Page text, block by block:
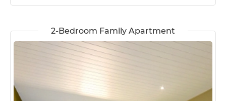
2-Bedroom Family Apartment